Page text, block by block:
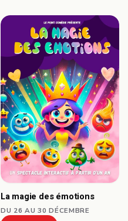
La magie des émotions
DU 26 AU 30 DÉCEMBRE